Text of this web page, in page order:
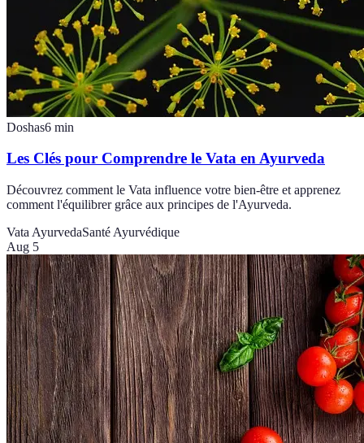
Doshas6 min
Les Clés pour Comprendre le Vata en Ayurveda
Découvrez comment le Vata influence votre bien-être et apprenez
comment l'équilibrer grâce aux principes de l'Ayurveda.
Vata AyurvedaSanté Ayurvédique
Aug 5